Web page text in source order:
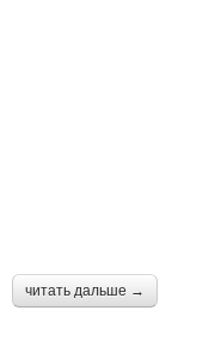
читать дальше →